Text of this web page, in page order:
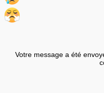
Votre message a été